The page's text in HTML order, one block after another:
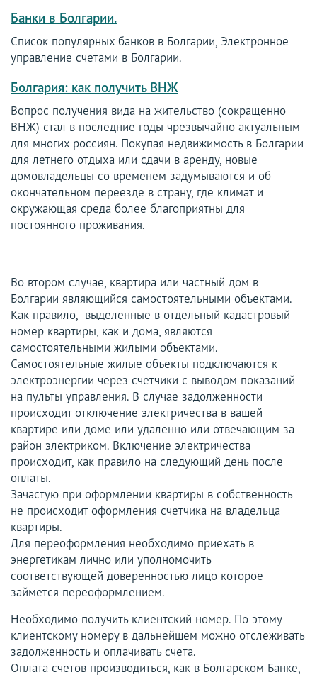
Банки в Болгарии.
Список популярных банков в Болгарии, Электронное
управление счетами в Болгарии.
Болгария: как получить ВНЖ
Вопрос получения вида на жительство (сокращенно
ВНЖ) стал в последние годы чрезвычайно актуальным
для многих россиян. Покупая недвижимость в Болгарии
для летнего отдыха или сдачи в аренду, новые
домовладельцы со временем задумываются и об
окончательном переезде в страну, где климат и
окружающая среда более благоприятны для
постоянного проживания.
Во втором случае, квартира или частный дом в
Болгарии являющийся самостоятельными объектами.
Как правило, выделенные в отдельный кадастровый
номер квартиры, как и дома, являются
самостоятельными жилыми объектами.
Самостоятельные жилые объекты подключаются к
электроэнергии через счетчики с выводом показаний
на пульты управления. В случае задолженности
происходит отключение электричества в вашей
квартире или доме или удаленно или отвечающим за
район электриком. Включение электричества
происходит, как правило на следующий день после
оплаты.
Зачастую при оформлении квартиры в собственность
не происходит оформления счетчика на владельца
квартиры.
Для переоформления необходимо приехать в
энергетикам лично или уполномочить
соответствующей доверенностью лицо которое
займется переоформлением.
Необходимо получить клиентский номер. По этому
клиентскому номеру в дальнейшем можно отслеживать
задолженность и оплачивать счета.
Оплата счетов производиться, как в Болгарском Банке,